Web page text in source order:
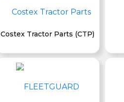
Costex Tractor Parts (CTP)